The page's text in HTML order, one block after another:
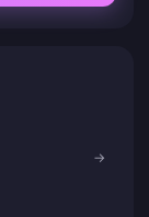
→